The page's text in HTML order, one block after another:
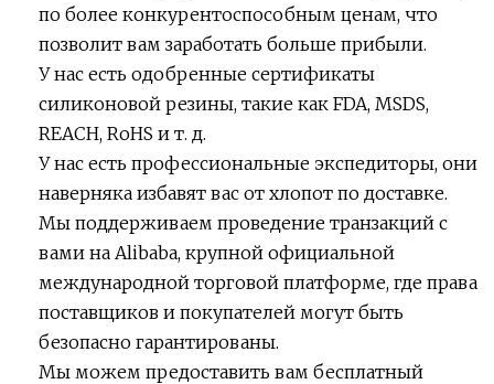
по более конкурентоспособным ценам, что
позволит вам заработать больше прибыли.
У нас есть одобренные сертификаты
силиконовой резины, такие как FDA, MSDS,
REACH, RoHS и т. д.
У нас есть профессиональные экспедиторы, они
наверняка избавят вас от хлопот по доставке.
Мы поддерживаем проведение транзакций с
вами на Alibaba, крупной официальной
международной торговой платформе, где права
поставщиков и покупателей могут быть
безопасно гарантированы.
Мы можем предоставить вам бесплатный